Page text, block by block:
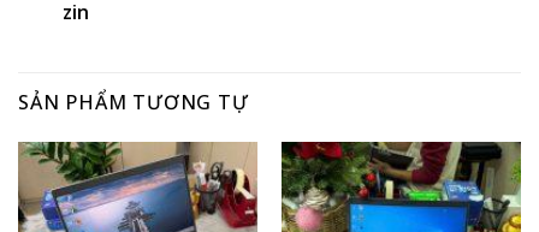
zin
SẢN PHẨM TƯƠNG TỰ